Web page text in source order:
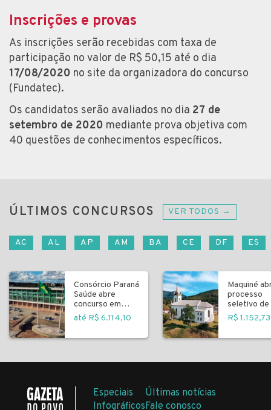
Inscrições e provas
As inscrições serão recebidas com taxa de
participação no valor de R$ 50,15 até o dia
17/08/2020 no site da organizadora do concurso
(Fundatec).
Os candidatos serão avaliados no dia 27 de
setembro de 2020 mediante prova objetiva com
40 questões de conhecimentos específicos.
ÚLTIMOS CONCURSOS VER TODOS →
AC AL AP AM BA CE DF ES
Consórcio Paraná
Saúde abre
concurso em
Curitiba
até R$ 6.114,10
Maquiné
processo
seletivo de
R$ 1.152,73
Especiais
Infográficos
Últimas notícias
Fale conosco